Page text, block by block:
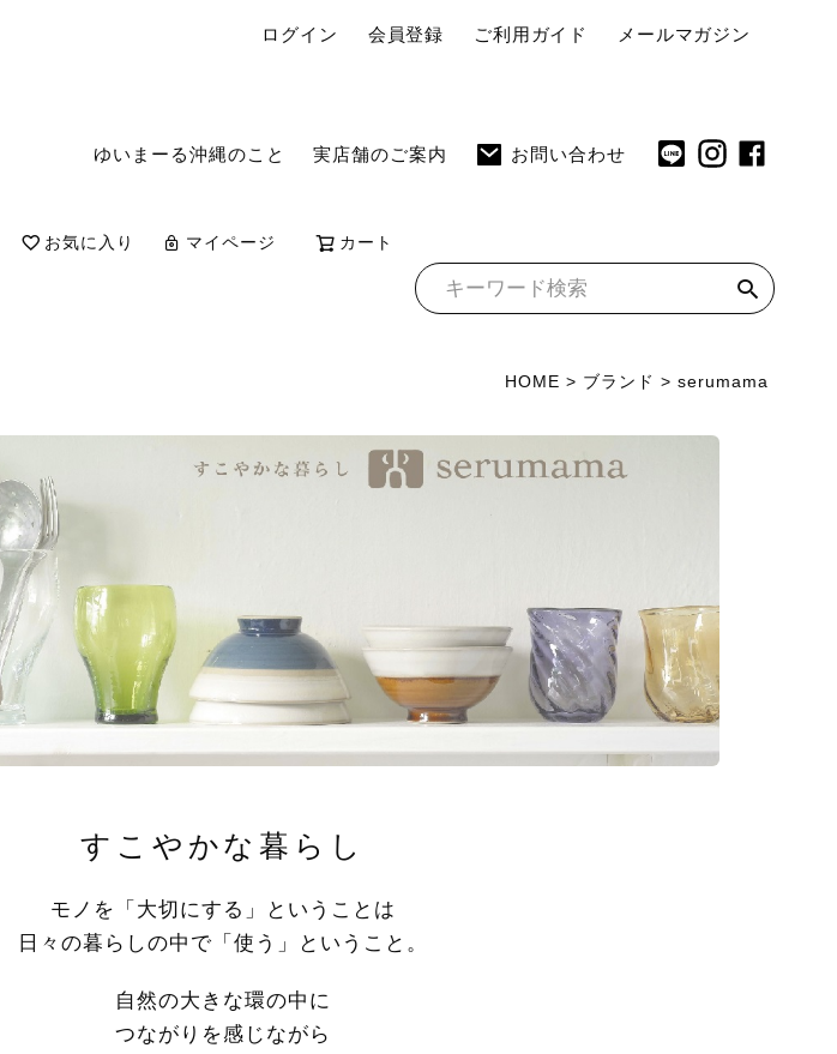
ログイン 会員登録 ご利用ガイド メールマガジン
ゆいまーる沖縄のこと 実店舗のご案内 お問い合わせ
お気に入り マイページ カート
HOME ブランド serumama
すこやかな暮らし
モノを「大切にする」ということは
日々の暮らしの中で「使う」ということ。
自然の大きな環の中に
つながりを感じながら